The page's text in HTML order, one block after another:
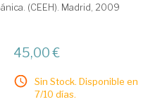
(CEEH). Madrid, 2009
45,00 €
Sin Stock. Disponible en
7/10 días.